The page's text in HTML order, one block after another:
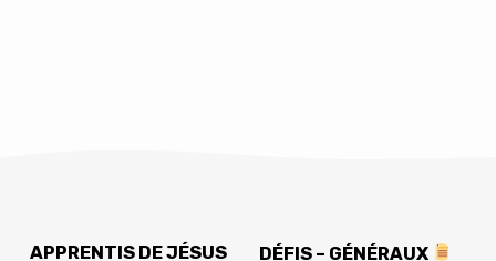
APPRENTIS DE JÉSUS DÉFIS – GÉNÉRAUX